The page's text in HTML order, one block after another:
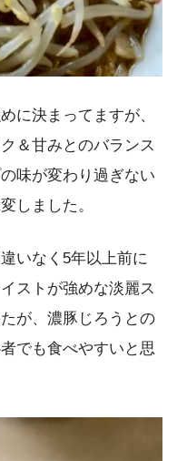
に決まってますが、
＆甘みとのバランス
味が変わり過ぎない
しました。
いなく5年以上前に
ストが強めな淡麗ス
が、濃豚じろうとの
でも食べやすいと思